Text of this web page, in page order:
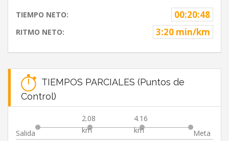
TIEMPO NETO: 00:20:48
RITMO NETO: 3:20 min/km
TIEMPOS PARCIALES (Puntos de
Control)
Salida
2.08
km
4.16
km
Meta